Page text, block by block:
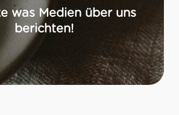
was Medien über uns
berichten!